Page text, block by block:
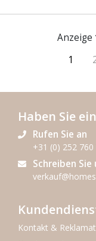
Anzeige
1
Haben Sie
Rufen Sie an
+31 (0) 252 760
Schreiben Sie
Kontakt &